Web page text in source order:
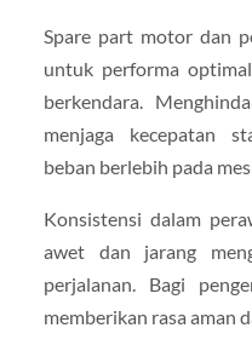
Spare part motor dan
untuk performa
berkendara.
menjaga kecepatan
beban berlebih pada
Konsistensi dalam
awet dan jarang
perjalanan. Bagi
memberikan rasa aman